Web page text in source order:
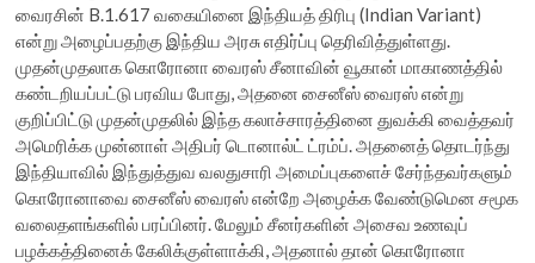
வைரசின் B.1.617 வகையினை இந்தியத் திரிபு (Indian Variant)
என்று அழைப்பதற்கு இந்திய அரசு எதிர்ப்பு தெரிவித்துள்ளது.
முதன்முதலாக கொரோனா வைரஸ் சீனாவின் வூகான் மாகாணத்தில்
கண்டறியப்பட்டு பரவிய போது, அதனை சைனீஸ் வைரஸ் என்று
குறிப்பிட்டு முதன்முதலில் இந்த கலாச்சாரத்தினை துவக்கி வைத்தவர்
அமெரிக்க முன்னாள் அதிபர் டொனால்ட் ட்ரம்ப். அதனைத் தொடர்ந்து
இந்தியாவில் இந்துத்துவ வலதுசாரி அமைப்புகளைச் சேர்ந்தவர்களும்
கொரோனாவை சைனீஸ் வைரஸ் என்றே அழைக்க வேண்டுமென சமூக
வலைதளங்களில் பரப்பினர். மேலும் சீனர்களின் அசைவ உணவுப்
பழக்கத்தினைக் கேலிக்குள்ளாக்கி, அதனால் தான் கொரோனா